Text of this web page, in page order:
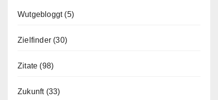
Wutgebloggt(5)
Zielfinder (30)
Zitate (98)
Zukunft(33)